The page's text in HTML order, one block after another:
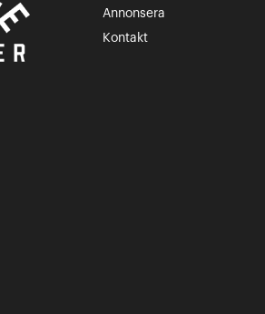
Annonsera
Kontakt